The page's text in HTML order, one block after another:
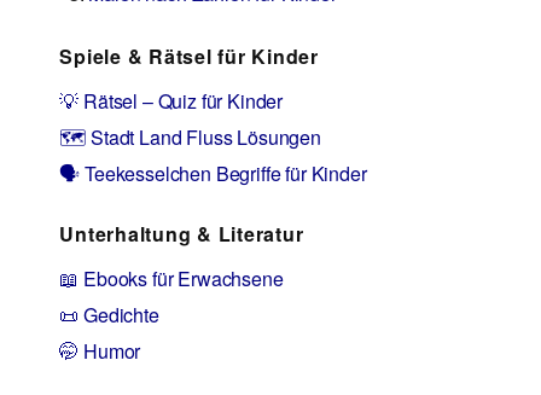
Spiele & Rätsel für Kinder
💡 Rätsel – Quiz für Kinder
🗺️ Stadt Land Fluss Lösungen
🗣️ Teekesselchen Begriffe für Kinder
Unterhaltung & Literatur
📖 Ebooks für Erwachsene
📜 Gedichte
🤭 Humor